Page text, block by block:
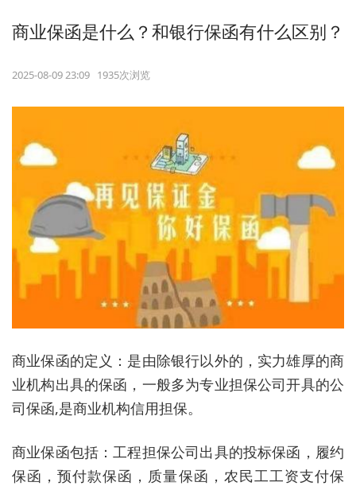
商业保函是什么？和银行保函有什么区别？
2025-08-09 23:09 1935次浏览
商业保函的定义：是由除银行以外的，实力雄厚的商
业机构出具的保函，一般多为专业担保公司开具的公
司保函,是商业机构信用担保。
商业保函包括：工程担保公司出具的投标保函，履约
保函，预付款保函，质量保函，农民工工资支付保